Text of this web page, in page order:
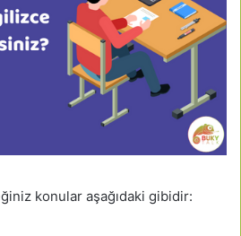
konular aşağıdaki gibidir: